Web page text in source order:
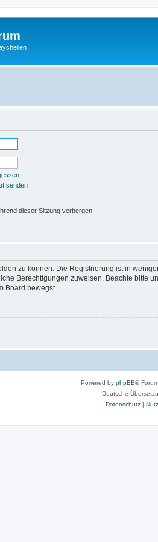
senden
dieser Sitzung verbergen
zu können. Die Registrierung ist in
Berechtigungen zuweisen. Beachte
Board bewegst.
Powered by phpBB®
Deutsche
Datenschutz|